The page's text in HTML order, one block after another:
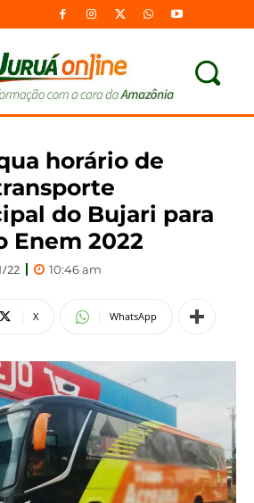
horário de
do Bujari para
Enem 2022
22 10:46 am
X WhatsApp